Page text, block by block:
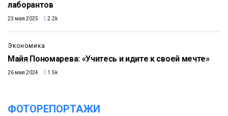
лаборантов
23 мая 2025 2.2k
Экономика
Майя Пономарева: «Учитесь и идите к своей мечте»
26 мая 2024 1.5k
ФОТОРЕПОРТАЖИ